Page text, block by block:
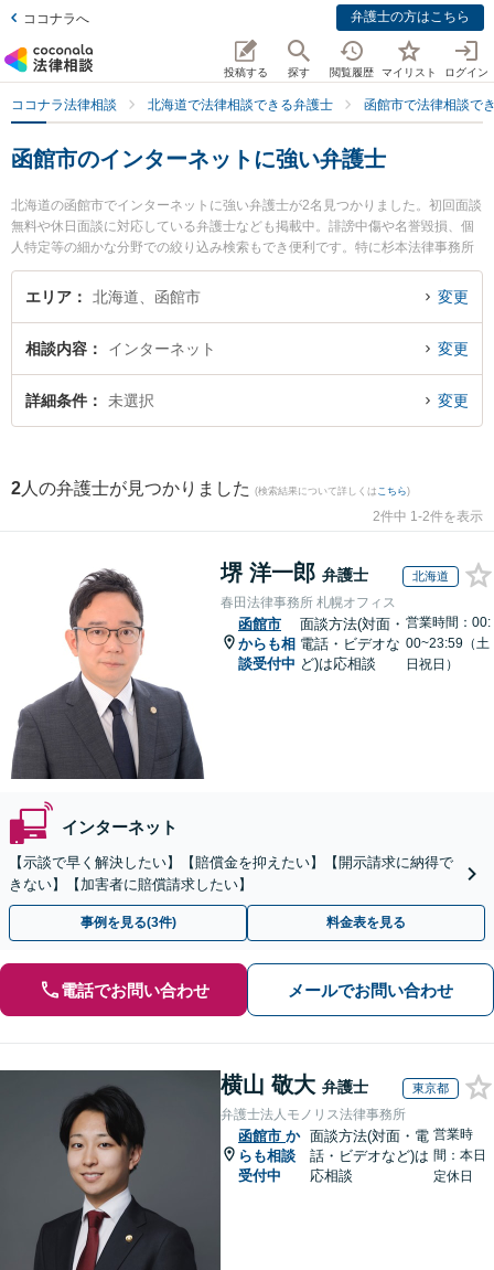
ココナラへ 弁護士の方はこちら
投稿する 探す 閲覧履歴 マイリスト ログイン
ココナラ法律相談 北海道で法律相談できる弁護士 函館市で法律相談で
函館市のインターネットに強い弁護士
北海道の函館市でインターネットに強い弁護士が2名見つかりました。初回面談
無料や休日面談に対応している弁護士なども掲載中。誹謗中傷や名誉毀損、個
人特定等の細かな分野での絞り込み検索もでき便利です。特に杉本法律事務所
の杉本 元熙弁護士やはこだて春の星法律事務所の天野 真佑子弁護士のプロフィ
ール情報や弁護士費用、強みなどが注目されています。『函館市で土日や夜間
談無料でインターネットを法律相談できる函館市内の弁護士に相談予約した
い』などでお困りの相談者さんにおすすめです。
エリア 北海道、函館市 変更
相談内容 インターネット 変更
詳細条件 未選択 変更
2 人の弁護士が見つかりました (検索結果について詳しくは こちら)
2件中 1-2件を表示
堺 洋一郎 弁護士 北海道
春田法律事務所 札幌オフィス
函館市
からも相
談受付中
面談方法(対面・
電話・ビデオな
ど)は応相談
営業時間：00:
00~23:59（土
日祝日）
インターネット
【示談で早く解決したい】【賠償金を抑えたい】【開示請求に納得で
きない】【加害者に賠償請求したい】
事例を見る(3件) 料金表を見る
電話でお問い合わせ メールでお問い合わせ
横山 敬大 弁護士 東京都
弁護士法人モノリス法律事務所
函館市 か
らも相談
受付中
面談方法(対面・電
話・ビデオなど)は
応相談
営業時
間：本日
定休日